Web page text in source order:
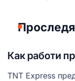
Как работи
TNT Express